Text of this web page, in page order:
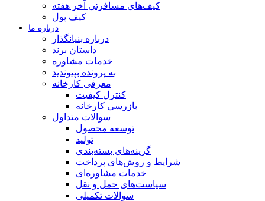
کیف‌های مسافرتی آخر هفته
کیف پول
درباره ما
درباره بنیانگذار
داستان برند
خدمات مشاوره
به پرونده بپیوندید
معرفی کارخانه
کنترل کیفیت
بازرسی کارخانه
سوالات متداول
توسعه محصول
تولید
گزینه‌های بسته‌بندی
شرایط و روش‌های پرداخت
خدمات مشاوره‌ای
سیاست‌های حمل و نقل
سوالات تکمیلی